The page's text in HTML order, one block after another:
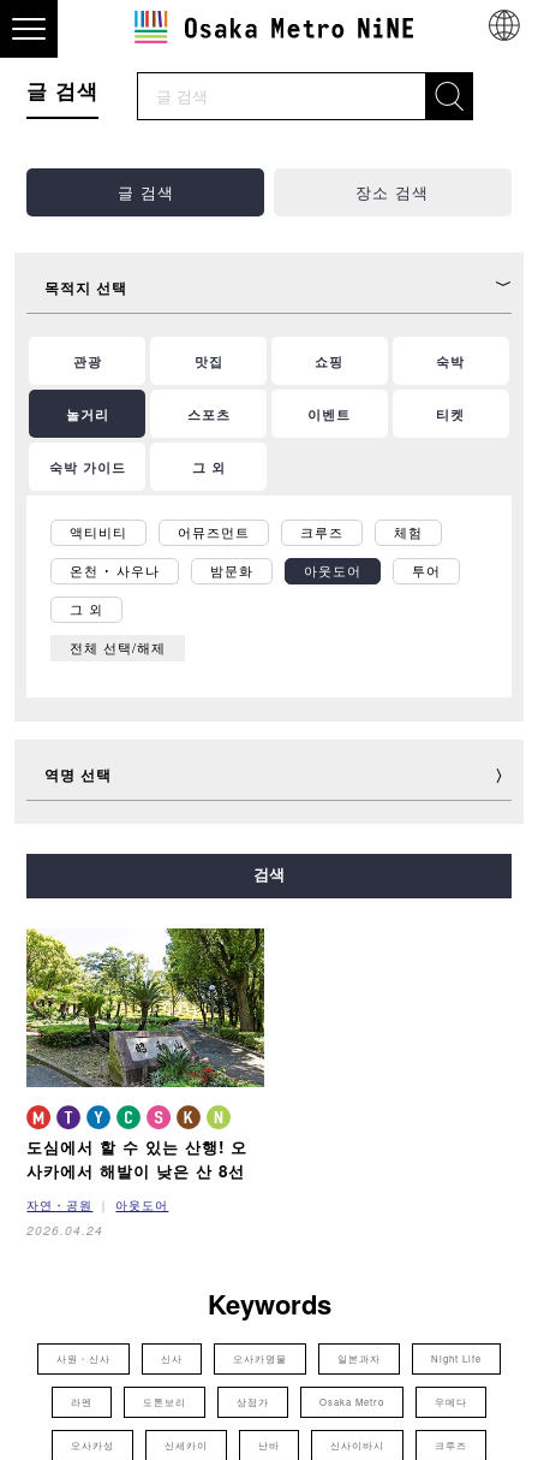
글 검색
글 검색 장소 검색
목적지 선택
관광 맛집 쇼핑 숙박
놀거리 스포츠 이벤트 티켓
숙박 가이드 그 외
액티비티 어뮤즈먼트 크루즈 체험
온천 ･ 사우나 밤문화 아웃도어 투어
그 외
전체 선택/해제
역명 선택
사카이스지선
뉴트램
검색
도심에서 할 수 있는 산행! 오
사카에서 해발이 낮은 산 8선
자연・공원
아웃도어
2026.04.24
Keywords
사원・신사 신사 오사카명물 일본과자 Night Life
라멘 도톤보리 상점가 Osaka Metro 우메다
오사카성 신세카이 난바 신사이바시 크루즈